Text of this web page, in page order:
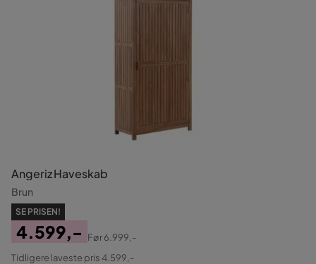
Angeriz Haveskab
Brun
SE PRISEN!
Pris
4.599,-
Original
Før6.999,-
Tidligere laveste pris 4.599,-